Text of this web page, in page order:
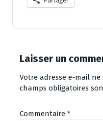
Laisser un
Votre adresse e-mail ne
champs obligatoires
Commentaire *